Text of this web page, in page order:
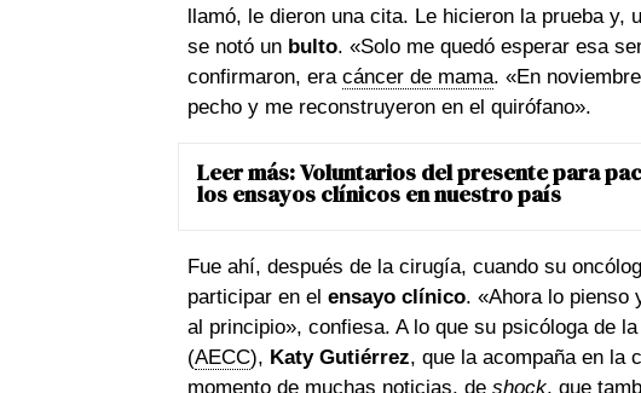
llamó, le dieron una cita. Le hicieron la prueba
se notó un bulto. «Solo me quedó esperar esa
confirmaron, era cáncer de mama. «En
pecho y me reconstruyeron en el quirófano».
Leer más:Voluntarios del presente para
los ensayos clínicos en nuestro país
Fue ahí, después de la cirugía, cuando su
participar en el ensayo clínico. «Ahora lo pienso
al principio», confiesa. A lo que su psicóloga de
(AECC), Katy Gutiérrez, que la acompaña en la
momento de muchas noticias, de shock, que